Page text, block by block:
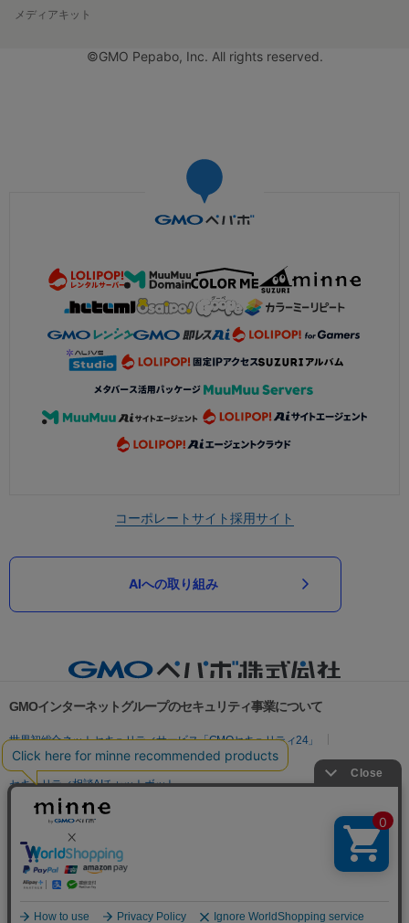
メディアキット
©GMO Pepabo, Inc. All rights reserved.
コーポレートサイト採用サイト
AIへの取り組み
GMOインターネットグループのセキュリティ事業について
世界初総合ネットセキュリティサービス「GMOセキュリティ24」
パスワード漏洩診断
Webサイトリスク診断
セキュリティ相談AIチャットボット
実在証明・盗聴対策
サイバー攻撃対策（GMO Flatt Security）
セキュリティ事業の軌跡